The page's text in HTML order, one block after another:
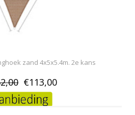
zand 4x5x5.4m. 2e kans
€113,00